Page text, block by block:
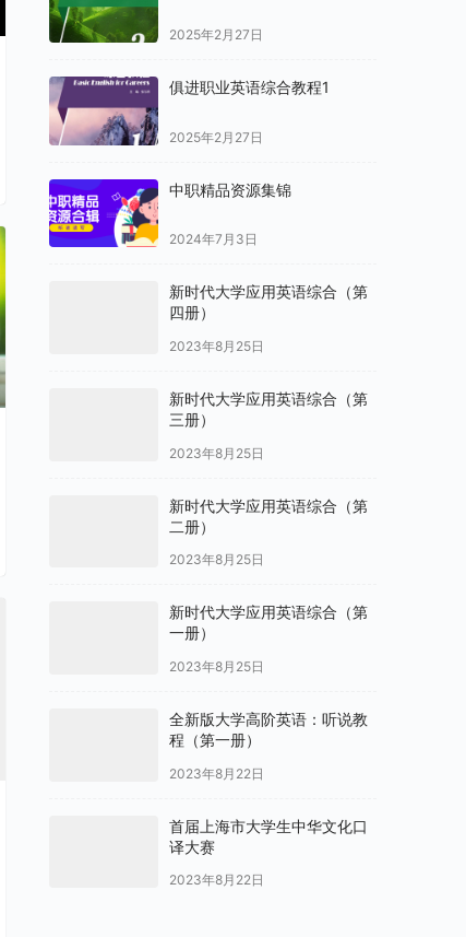
2025年2月27日
俱进职业英语综合教程1
2025年2月27日
中职精品资源集锦
2024年7月3日
新时代大学应用英语综合（第
四册）
2023年8月25日
新时代大学应用英语综合（第
三册）
2023年8月25日
新时代大学应用英语综合（第
二册）
2023年8月25日
新时代大学应用英语综合（第
一册）
2023年8月25日
全新版大学高阶英语：听说教
程（第一册）
2023年8月22日
首届上海市大学生中华文化口
译大赛
2023年8月22日